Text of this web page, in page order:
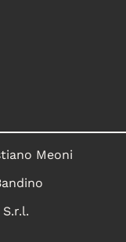
Meoni